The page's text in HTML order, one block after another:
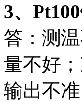
3、
答：测
量不好
输出不